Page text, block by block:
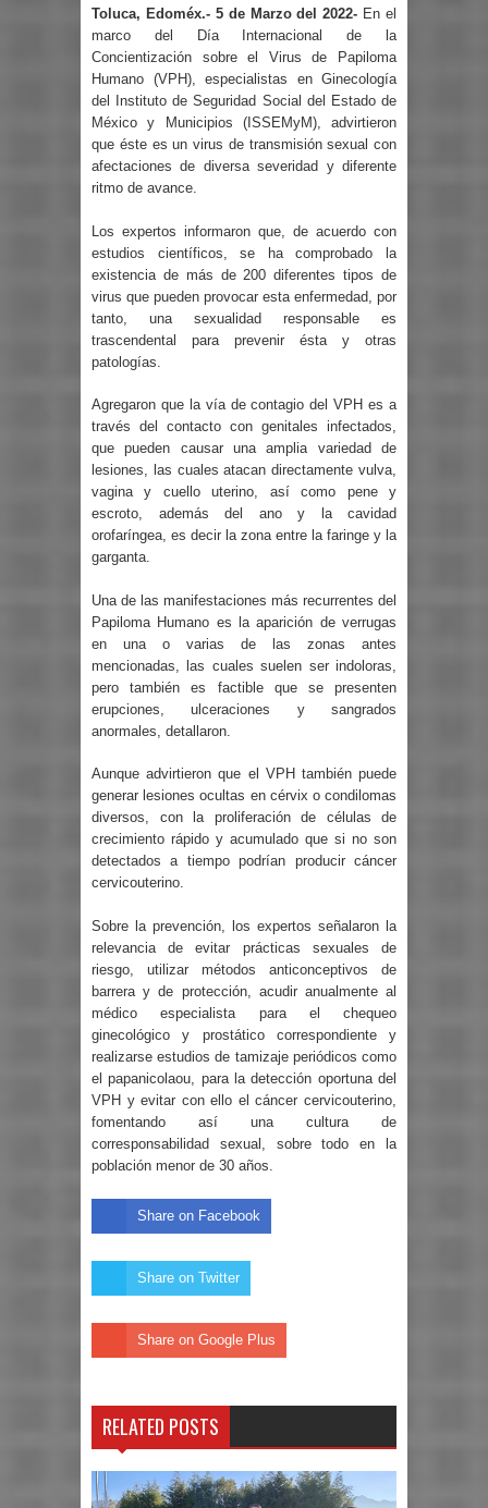
Toluca, Edoméx.- 5 de Marzo del 2022- En el
marco del Día Internacional de la
Concientización sobre el Virus de Papiloma
Humano (VPH), especialistas en Ginecología
del Instituto de Seguridad Social del Estado de
México y Municipios (ISSEMyM), advirtieron
que éste es un virus de transmisión sexual con
afectaciones de diversa severidad y diferente
ritmo de avance.
Los expertos informaron que, de acuerdo con
estudios científicos, se ha comprobado la
existencia de más de 200 diferentes tipos de
virus que pueden provocar esta enfermedad, por
tanto, una sexualidad responsable es
trascendental para prevenir ésta y otras
patologías.
Agregaron que la vía de contagio del VPH es a
través del contacto con genitales infectados,
que pueden causar una amplia variedad de
lesiones, las cuales atacan directamente vulva,
vagina y cuello uterino, así como pene y
escroto, además del ano y la cavidad
orofaríngea, es decir la zona entre la faringe y la
garganta.
Una de las manifestaciones más recurrentes del
Papiloma Humano es la aparición de verrugas
en una o varias de las zonas antes
mencionadas, las cuales suelen ser indoloras,
pero también es factible que se presenten
erupciones, ulceraciones y sangrados
anormales, detallaron.
Aunque advirtieron que el VPH también puede
generar lesiones ocultas en cérvix o condilomas
diversos, con la proliferación de células de
crecimiento rápido y acumulado que si no son
detectados a tiempo podrían producir cáncer
cervicouterino.
Sobre la prevención, los expertos señalaron la
relevancia de evitar prácticas sexuales de
riesgo, utilizar métodos anticonceptivos de
barrera y de protección, acudir anualmente al
médico especialista para el chequeo
ginecológico y prostático correspondiente y
realizarse estudios de tamizaje periódicos como
el papanicolaou, para la detección oportuna del
VPH y evitar con ello el cáncer cervicouterino,
fomentando así una cultura de
corresponsabilidad sexual, sobre todo en la
población menor de 30 años.
Share on Facebook
Share on Twitter
Share on Google Plus
RELATED POSTS